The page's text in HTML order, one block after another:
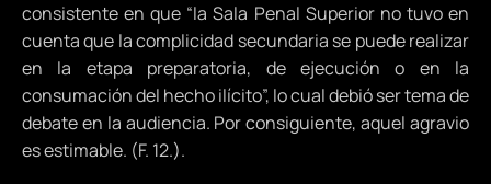
consistente en que “la Sala Penal Superior no tuvo en
cuenta que la complicidad secundaria se puede realizar
en la etapa preparatoria, de ejecución o en la
consumación del hecho ilícito”, lo cual debió ser tema de
debate en la audiencia. Por consiguiente, aquel agravio
es estimable. (F. 12.).